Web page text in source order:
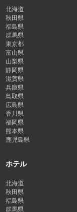
北海道
秋田県
福島県
群馬県
東京都
富山県
山梨県
静岡県
滋賀県
兵庫県
鳥取県
広島県
香川県
福岡県
熊本県
鹿児島県
ホテル
北海道
秋田県
福島県
群馬県